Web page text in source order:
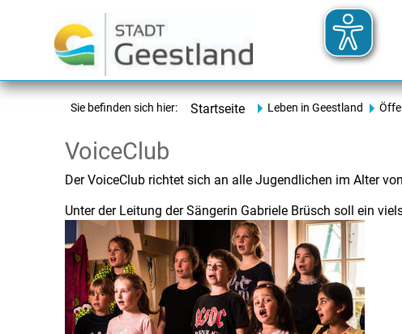
Sie befinden sich hier: Startseite Leben in Geestland
VoiceClub
Der VoiceClub richtet sich an alle Jugendlichen im Alter
Unter der Leitung der Sängerin Gabriele Brüsch soll ein